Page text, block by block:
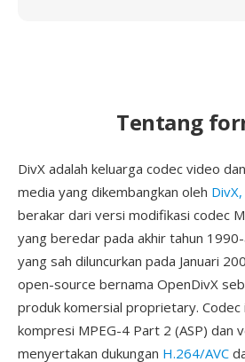
Tentang
DivX adalah keluarga codec video
media yang dikembangkan oleh
berakar dari versi modifikasi codec
yang beredar pada akhir tahun
yang sah diluncurkan pada Januari
open-source bernama OpenDivX
produk komersial proprietary. Codec
kompresi MPEG-4 Part 2 (ASP) dan
menyertakan dukungan H.264/AVC